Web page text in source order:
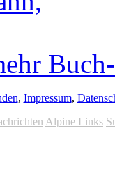
, Impressum,
Alpine Links